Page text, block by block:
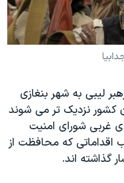
ليبی به شهر بنغازی
کشور نزديک تر می شوند
غربی شورای امنيت
اقداماتی که محافظت از
گذاشته اند.